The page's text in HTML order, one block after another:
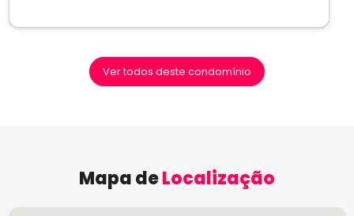
Ver todos deste condomínio
Mapa deLocalização